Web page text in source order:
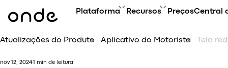
Plataforma Recursos PreçosCentral
Atualizações do Produto Aplicativo do Motorista Tela
nov 12, 2024 1 min de leitura